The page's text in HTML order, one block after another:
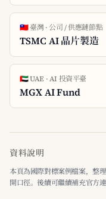
🇹🇼 臺灣 · 公司 / 供應鏈節點
TSMC AI 晶片製造
🇦🇪 UAE · AI 投資平臺
MGX AI Fund
資料說明
本頁為國際對標案例檔案，整
開口徑。後續可繼續補充官方